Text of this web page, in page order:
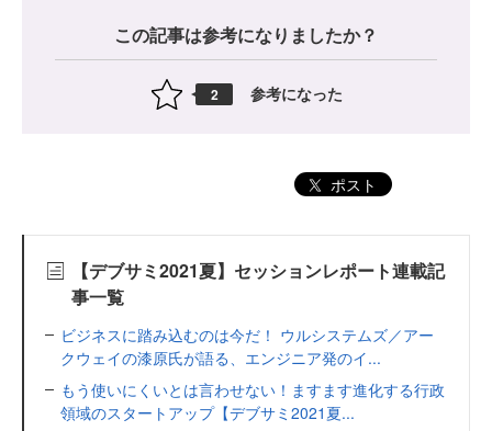
この記事は参考になりましたか？
2 参考になった
ポスト
【デブサミ2021夏】セッションレポート連載記
事一覧
ビジネスに踏み込むのは今だ！ ウルシステムズ／アー
クウェイの漆原氏が語る、エンジニア発のイ...
もう使いにくいとは言わせない！ますます進化する行政
領域のスタートアップ【デブサミ2021夏...